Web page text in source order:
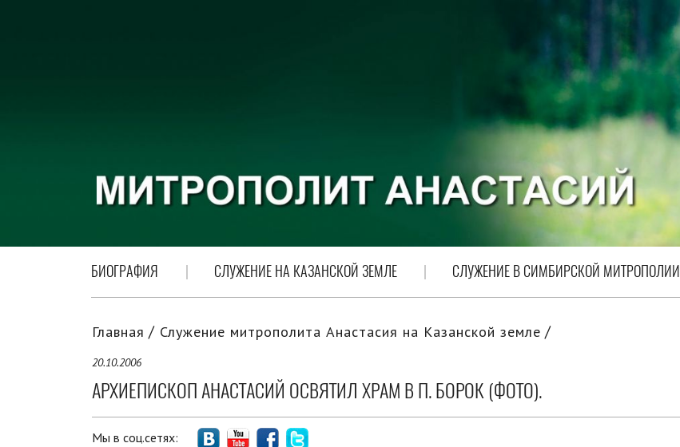
БИОГРАФИЯ СЛУЖЕНИЕ НА КАЗАНСКОЙ ЗЕМЛЕ СЛУЖЕНИЕ В СИМБИРСКОЙ МИТРОПОЛИИ
Главная Служение митрополита Анастасия на Казанской земле
20.10.2006
АРХИЕПИСКОП АНАСТАСИЙ ОСВЯТИЛ ХРАМ В П. БОРОК (ФОТО).
Мы в соц.сетях: